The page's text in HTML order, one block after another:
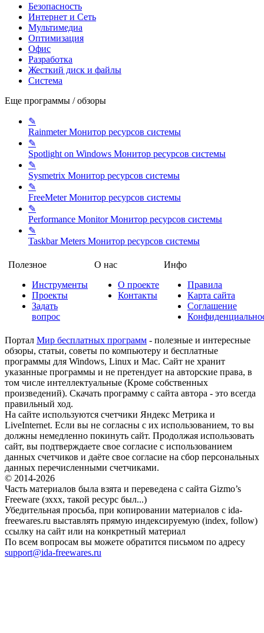
Безопасность
Интернет и Сеть
Мультимедиа
Оптимизация
Офис
Разработка
Жесткий диск и файлы
Система
Еще программы / обзоры
✎
RainmeterМонитор ресурсов системы
✎
Spotlight on Windows Монитор ресурсов системы
✎
Sysmetrix Монитор ресурсов системы
✎
FreeMeterМонитор ресурсов системы
✎
Performance MonitorМонитор ресурсов системы
✎
Taskbar Meters Монитор ресурсов системы
Полезное
Инструменты
Проекты
Задать
вопрос
О нас
О проекте
Контакты
Инфо
Правила
Карта сайта
Соглашение
Портал Мир бесплатных программ - полезные и интересные
обзоры, статьи, советы по компьютеру и бесплатные
программы для Windows, Linux и Mac. Сайт не хранит
указанные программы и не претендует на авторские права, в
том числе интеллектуальные (Кроме собственных
произведений). Скачать программу с сайта автора - это всегда
правильный ход.
На сайте используются счетчики Яндекс Метрика и
LiveInternet. Если вы не согласны с их использованием, то вы
должны немедленно покинуть сайт. Продолжая использовать
сайт, вы подтверждаете свое согласие с использованием
данных счетчиков и даёте свое согласие на сбор персональных
данных перечисленными счетчиками.
© 2014-2026
Часть материалов была взята и переведена с сайта Gizmo’s
Freeware (эххх, такой ресурс был...)
Убедительная просьба, при копировании материалов с ida-
freewares.ru выставлять прямую индексируемую (index, follow)
ссылку на сайт или на конкретный материал
По всем вопросам вы можете обратится письмом по адресу
support@ida-freewares.ru